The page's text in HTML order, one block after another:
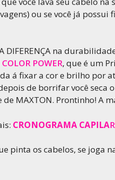
ou se você já possui
DIFERENÇA na
POWER, que é um
á fixar a cor e brilho por
de borrifar você seca
MAXTON. Prontinho! A
CRONOGRAMA CAPILAR
pinta os cabelos, se joga